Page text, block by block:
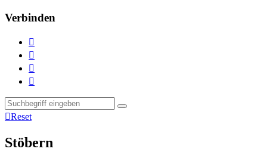
Verbinden




Reset
Stöbern